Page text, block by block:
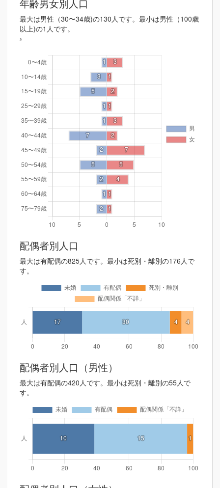
年齢男女別人口
最大は男性（30〜34歳)の130人です。最小は男性（100歳
以上)の1人です。
配偶者別人口
最大は有配偶の825人です。最小は死別・離別の176人で
す。
配偶者別人口（男性）
最大は有配偶の420人です。最小は死別・離別の55人で
す。